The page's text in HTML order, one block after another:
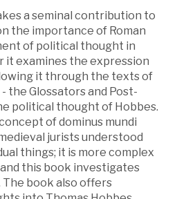
a seminal contribution to
the importance of Roman
of political thought in
it examines the expression
it through the texts of
the Glossators and Post-
political thought of Hobbes.
of dominus mundi
jurists understood
things; it is more complex
this book investigates
book also offers